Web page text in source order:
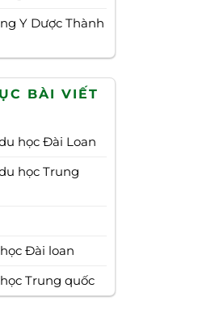
Y Dược Thành
BÀI VIẾT
học Đài Loan
học Trung
Đài loan
Trung quốc